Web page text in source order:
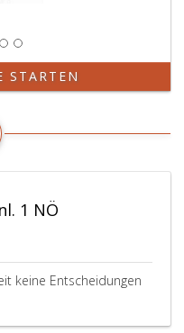
STARTEN
1 NÖ
keine Entscheidungen